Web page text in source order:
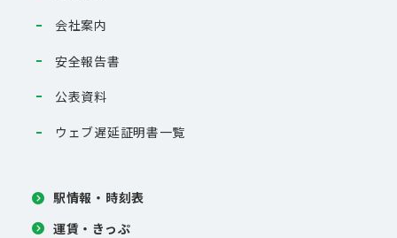
会社案内
安全報告書
公表資料
ウェブ遅延証明書一覧
駅情報・時刻表
運賃・きっぷ